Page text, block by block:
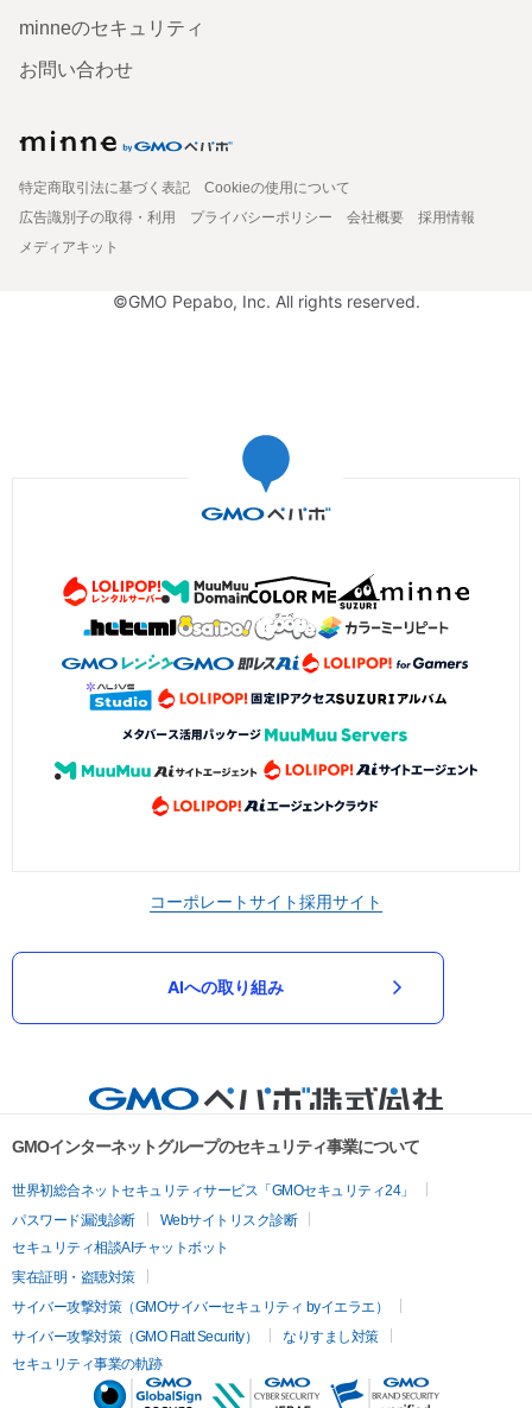
minneのセキュリティ
お問い合わせ
特定商取引法に基づく表記
Cookieの使用について
広告識別子の取得・利用
プライバシーポリシー 会社概要
採用情報
メディアキット
©GMO Pepabo, Inc. All rights reserved.
コーポレートサイト採用サイト
AIへの取り組み
GMOインターネットグループのセキュリティ事業について
世界初総合ネットセキュリティサービス「GMOセキュリティ24」
パスワード漏洩診断
Webサイトリスク診断
セキュリティ相談AIチャットボット
実在証明・盗聴対策
サイバー攻撃対策（GMOサイバーセキュリティ byイエラエ）
サイバー攻撃対策（GMO Flatt Security）
なりすまし対策
セキュリティ事業の軌跡